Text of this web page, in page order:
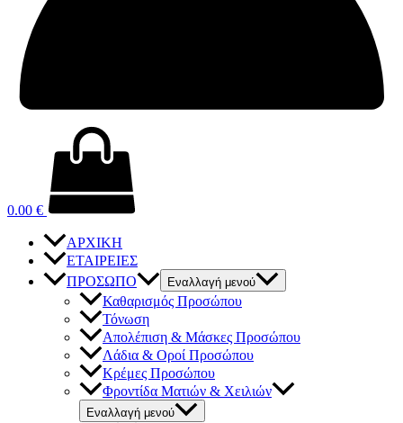
0.00 €
ΑΡΧΙΚΗ
ΕΤΑΙΡΕΙΕΣ
ΠΡΟΣΩΠΟ
Εναλλαγή μενού
Καθαρισμός Προσώπου
Τόνωση
Απολέπιση & Μάσκες Προσώπου
Λάδια & Οροί Προσώπου
Κρέμες Προσώπου
Φροντίδα Ματιών & Χειλιών
Εναλλαγή μενού